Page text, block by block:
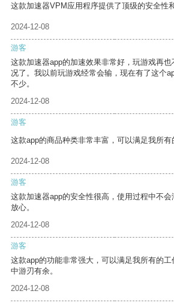
这款加速器VPM应用程序提供了顶级的安全性
2024-12-08
游客
这款加速器app的加速效果非常好，玩游戏再
况了。我以前玩游戏经常会输，现在有了这个
不少。
2024-12-08
游客
这款app的商品种类非常丰富，可以满足我所有
2024-12-08
游客
这款加速器app的安全性很高，使用过程中不
放心。
2024-12-08
游客
这款app的功能非常强大，可以满足我所有的
中游刃有余。
2024-12-08